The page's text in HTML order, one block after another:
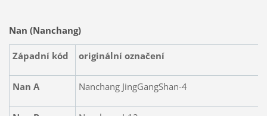
Nan (Nanchang)
Západní kód originální označení
Nan A Nanchang JingGangShan-4